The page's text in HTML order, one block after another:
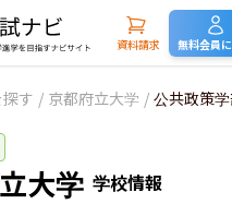
資料請求 無料会員
す / 京都府立大学 / 公共政策
大学 学校情報